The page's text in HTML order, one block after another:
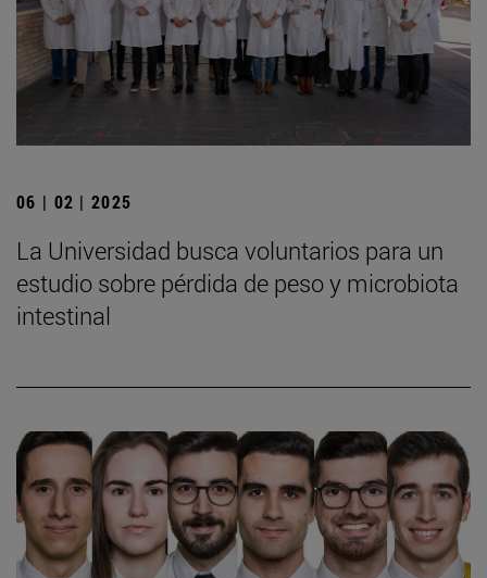
06 | 02 | 2025
La Universidad busca voluntarios para un
estudio sobre pérdida de peso y microbiota
intestinal